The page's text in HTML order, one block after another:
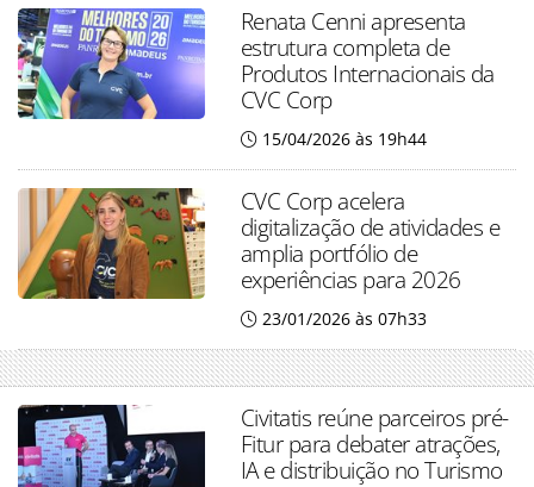
Renata Cenni apresenta
estrutura completa de
Produtos Internacionais da
CVC Corp
15/04/2026 às 19h44
CVC Corp acelera
digitalização de atividades e
amplia portfólio de
experiências para 2026
23/01/2026 às 07h33
Civitatis reúne parceiros pré-
Fitur para debater atrações,
IA e distribuição no Turismo